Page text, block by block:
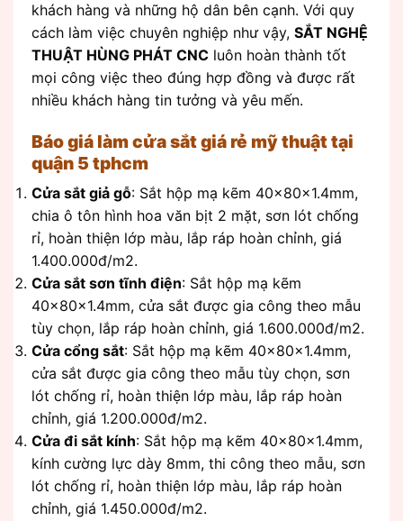
khách hàng và những hộ dân bên cạnh. Với quy
cách làm việc chuyên nghiệp như vậy, SẮT NGHỆ
THUẬT HÙNG PHÁT CNC luôn hoàn thành tốt
mọi công việc theo đúng hợp đồng và được rất
nhiều khách hàng tin tưởng và yêu mến.
Báo giá làm cửa sắt giá rẻ mỹ thuật tại
quận 5 tphcm
Cửa sắt giả gỗ: Sắt hộp mạ kẽm 40x80x1.4mm,
chia ô tôn hình hoa văn bịt 2 mặt, sơn lót chống
rỉ, hoàn thiện lớp màu, lắp ráp hoàn chỉnh, giá
1.400.000đ/m2.
Cửa sắt sơn tĩnh điện: Sắt hộp mạ kẽm
40x80x1.4mm, cửa sắt được gia công theo mẫu
tùy chọn, lắp ráp hoàn chỉnh, giá 1.600.000đ/m2.
Cửa cổng sắt: Sắt hộp mạ kẽm 40x80x1.4mm,
cửa sắt được gia công theo mẫu tùy chọn, sơn
lót chống rỉ, hoàn thiện lớp màu, lắp ráp hoàn
chỉnh, giá 1.200.000đ/m2.
Cửa đi sắt kính: Sắt hộp mạ kẽm 40x80x1.4mm,
kính cường lực dày 8mm, thi công theo mẫu, sơn
lót chống rỉ, hoàn thiện lớp màu, lắp ráp hoàn
chỉnh, giá 1.450.000đ/m2.